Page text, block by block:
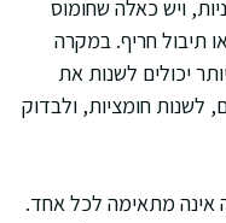
ויש כאלה שחומוס
תיבול חריף. במקרה
יכולים לשנות את
לשנות חומציות, ולבדוק
אינה מתאימה לכל אחד.